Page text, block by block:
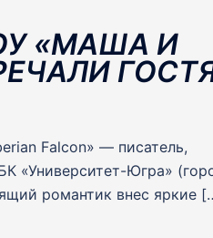
«МАША И
Falcon» — писатель,
«Университет-Югра»
романтик внес яркие